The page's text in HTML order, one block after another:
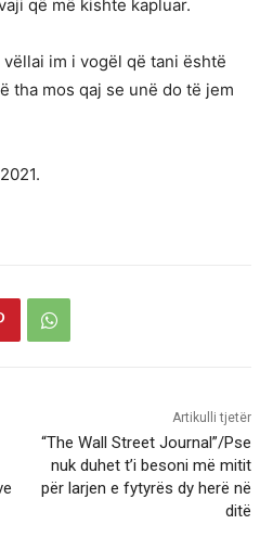
që më kishte kapluar.
im i vogël që tani është
tha mos qaj se unë do të jem
Artikulli tjetër
“The Wall Street Journal”/Pse
nuk duhet t’i besoni më mitit
për larjen e fytyrës dy herë në
ditë